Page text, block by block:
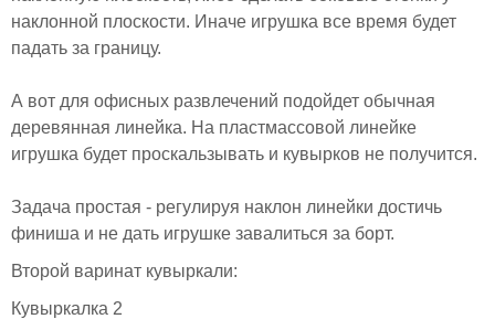
наклонной плоскости. Иначе игрушка все время будет
падать за границу.
А вот для офисных развлечений подойдет обычная
деревянная линейка. На пластмассовой линейке
игрушка будет проскальзывать и кувырков не получится.
Задача простая - регулируя наклон линейки достичь
финиша и не дать игрушке завалиться за борт.
Второй варинат кувыркали:
Кувыркалка 2